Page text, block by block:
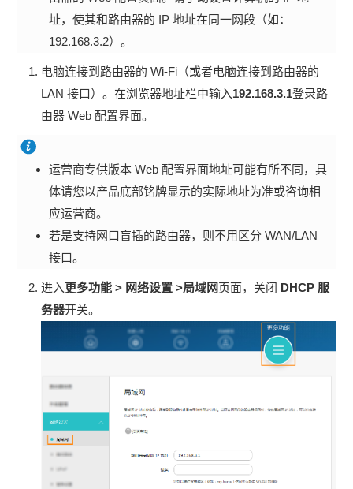
址，使其和路由器的 IP 地址在同一网段（如：
192.168.3.2）。
电脑连接到路由器的 Wi-Fi（或者电脑连接到路由器的
LAN 接口）。在浏览器地址栏中输入192.168.3.1登录路
由器 Web 配置界面。
运营商专供版本 Web 配置界面地址可能有所不同，具
体请您以产品底部铭牌显示的实际地址为准或咨询相
应运营商。
若是支持网口盲插的路由器，则不用区分 WAN/LAN
接口。
进入更多功能 > 网络设置 >局域网页面，关闭 DHCP 服
务器开关。